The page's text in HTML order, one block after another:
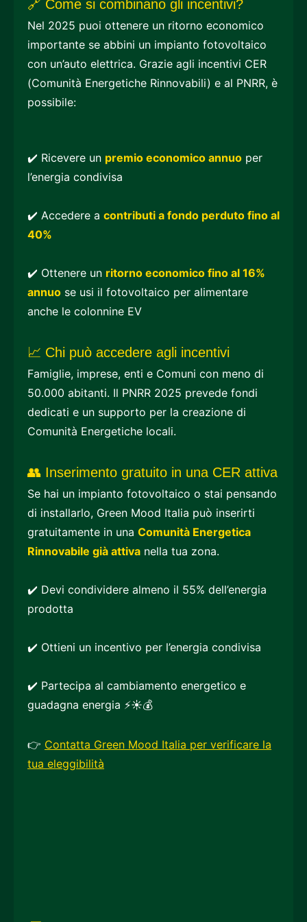
🔗 Come si combinano gli incentivi?
Nel 2025 puoi ottenere un ritorno economico
importante se abbini un impianto fotovoltaico
con un’auto elettrica. Grazie agli incentivi CER
(Comunità Energetiche Rinnovabili) e al PNRR, è
possibile:
✔️ Ricevere un premio economico annuo per
l’energia condivisa
✔️ Accedere a contributi a fondo perduto fino al
40%
✔️ Ottenere un ritorno economico fino al 16%
annuo se usi il fotovoltaico per alimentare
anche le colonnine EV
📈 Chi può accedere agli incentivi
Famiglie, imprese, enti e Comuni con meno di
50.000 abitanti. Il PNRR 2025 prevede fondi
dedicati e un supporto per la creazione di
Comunità Energetiche locali.
👥 Inserimento gratuito in una CER attiva
Se hai un impianto fotovoltaico o stai pensando
di installarlo, Green Mood Italia può inserirti
gratuitamente in una Comunità Energetica
Rinnovabile già attiva nella tua zona.
✔️ Devi condividere almeno il 55% dell’energia
prodotta
✔️ Ottieni un incentivo per l’energia condivisa
✔️ Partecipa al cambiamento energetico e
guadagna energia ⚡☀️💰
👉 Contatta Green Mood Italia per verificare la
tua eleggibilità